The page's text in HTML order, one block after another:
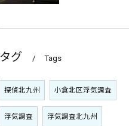
タグ Tags
探偵北九州 小倉北区浮気調査
浮気調査 浮気調査北九州